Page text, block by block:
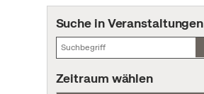
Suche in Veranstaltungen
Zeitraum wählen